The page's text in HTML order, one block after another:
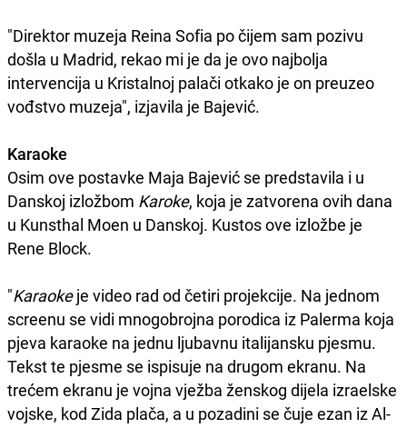
"Direktor muzeja Reina Sofia po čijem sam pozivu
došla u Madrid, rekao mi je da je ovo najbolja
intervencija u Kristalnoj palači otkako je on preuzeo
vođstvo muzeja", izjavila je Bajević.
Karaoke
Osim ove postavke Maja Bajević se predstavila i u
Danskoj izložbom Karoke, koja je zatvorena ovih dana
u Kunsthal Moen u Danskoj. Kustos ove izložbe je
Rene Block.
"Karaokeje video rad od četiri projekcije. Na jednom
screenu se vidi mnogobrojna porodica iz Palerma koja
pjeva karaoke na jednu ljubavnu italijansku pjesmu.
Tekst te pjesme se ispisuje na drugom ekranu. Na
trećem ekranu je vojna vježba ženskog dijela izraelske
vojske, kod Zida plača, a u pozadini se čuje ezan iz Al-